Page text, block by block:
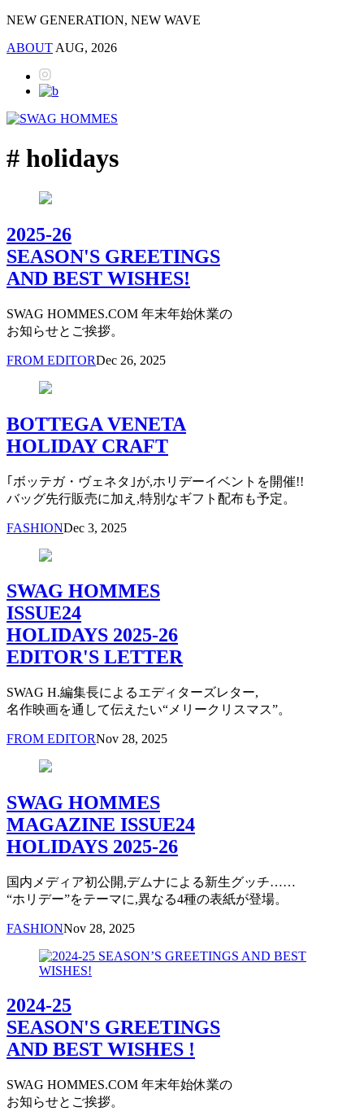
NEW GENERATION, NEW WAVE
ABOUT AUG, 2026
# holidays
2025-26
SEASON'S GREETINGS
AND BEST WISHES!
SWAG HOMMES.COM 年末年始休業の
お知らせとご挨拶。
FROM EDITORDec 26, 2025
BOTTEGA VENETA
HOLIDAY CRAFT
｢ボッテガ・ヴェネタ｣が,ホリデーイベントを開催!!
バッグ先行販売に加え,特別なギフト配布も予定。
FASHIONDec 3, 2025
SWAG HOMMES
ISSUE24
HOLIDAYS 2025-26
EDITOR'S LETTER
SWAG H.編集長によるエディターズレター,
名作映画を通して伝えたい“メリークリスマス”。
FROM EDITORNov 28, 2025
SWAG HOMMES
MAGAZINE ISSUE24
HOLIDAYS 2025-26
国内メディア初公開,デムナによる新生グッチ……
“ホリデー”をテーマに,異なる4種の表紙が登場。
FASHIONNov 28, 2025
2024-25
SEASON'S GREETINGS
AND BEST WISHES !
SWAG HOMMES.COM 年末年始休業の
お知らせとご挨拶。